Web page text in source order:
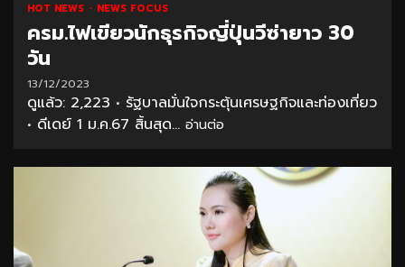
HOT NEWS NEWS FOCUS
ครม.ไฟเขียวนักธุรกิจญี่ปุ่นวีซ่ายาว 30
วัน
13/12/2023
ดูแล้ว: 2,223 • รัฐบาลมั่นใจกระตุ้นเศรษฐกิจและท่องเที่ยว
• ดีเดย์ 1 ม.ค.67 สิ้นสุด... อ่านต่อ